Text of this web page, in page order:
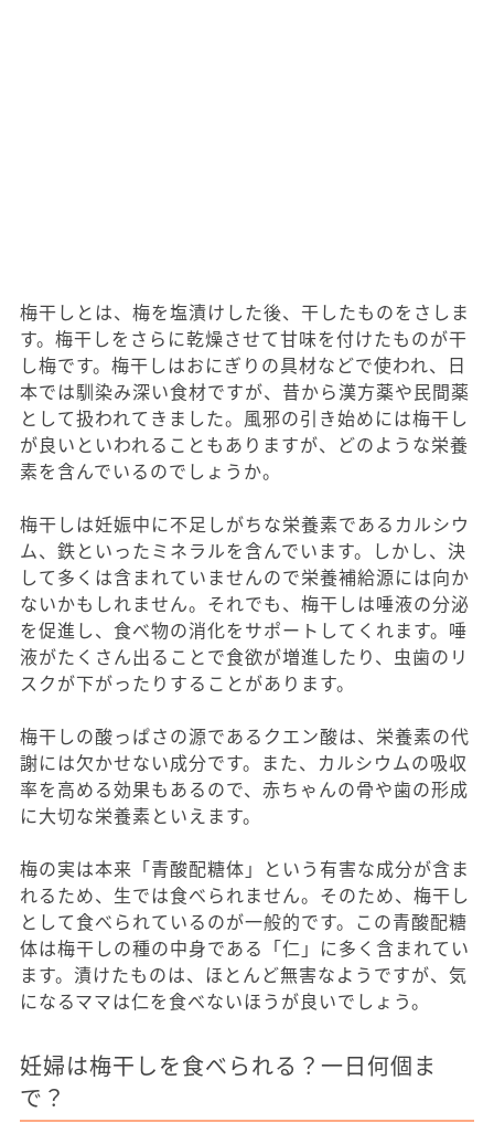
梅干しとは、梅を塩漬けした後、干したものをさしま
す。梅干しをさらに乾燥させて甘味を付けたものが干
し梅です。梅干しはおにぎりの具材などで使われ、日
本では馴染み深い食材ですが、昔から漢方薬や民間薬
として扱われてきました。風邪の引き始めには梅干し
が良いといわれることもありますが、どのような栄養
素を含んでいるのでしょうか。
梅干しは妊娠中に不足しがちな栄養素であるカルシウ
ム、鉄といったミネラルを含んでいます。しかし、決
して多くは含まれていませんので栄養補給源には向か
ないかもしれません。それでも、梅干しは唾液の分泌
を促進し、食べ物の消化をサポートしてくれます。唾
液がたくさん出ることで食欲が増進したり、虫歯のリ
スクが下がったりすることがあります。
梅干しの酸っぱさの源であるクエン酸は、栄養素の代
謝には欠かせない成分です。また、カルシウムの吸収
率を高める効果もあるので、赤ちゃんの骨や歯の形成
に大切な栄養素といえます。
梅の実は本来「青酸配糖体」という有害な成分が含ま
れるため、生では食べられません。そのため、梅干し
として食べられているのが一般的です。この青酸配糖
体は梅干しの種の中身である「仁」に多く含まれてい
ます。漬けたものは、ほとんど無害なようですが、気
になるママは仁を食べないほうが良いでしょう。
妊婦は梅干しを食べられる？一日何個ま
で？